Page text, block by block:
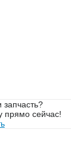
прямо сейчас!